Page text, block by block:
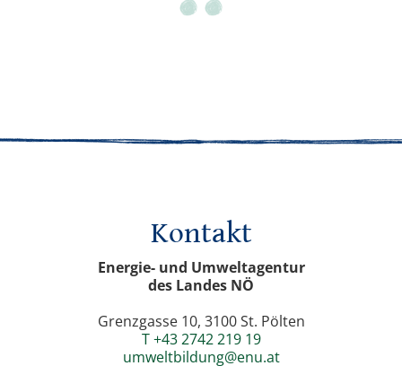
Kontakt
Energie- und Umweltagentur
des Landes NÖ
Grenzgasse 10, 3100 St. Pölten
T +43 2742 219 19
umweltbildung@enu.at